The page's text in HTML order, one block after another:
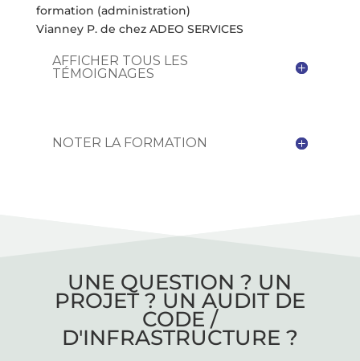
formation (administration)
Vianney P. de chez ADEO SERVICES
AFFICHER TOUS LES
TÉMOIGNAGES
NOTER LA FORMATION
UNE QUESTION ? UN
PROJET ? UN AUDIT DE
CODE /
D'INFRASTRUCTURE ?